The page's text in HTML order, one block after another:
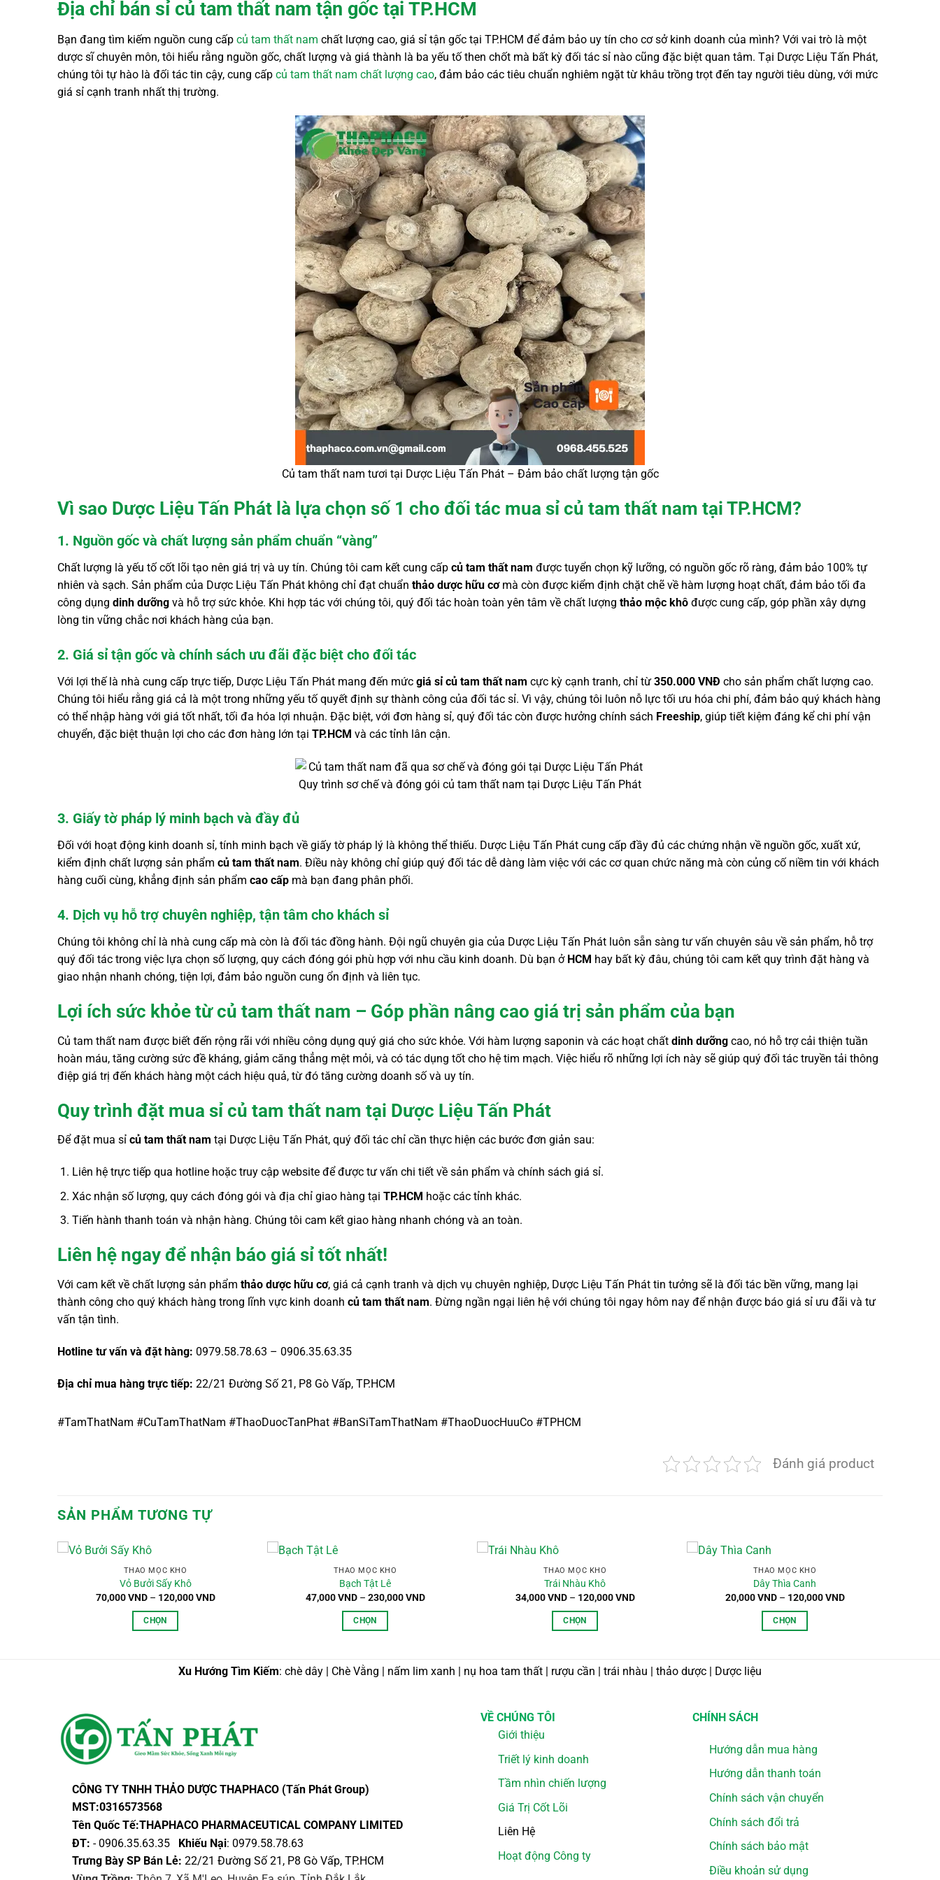
Địa chỉ bán sỉ củ tam thất nam tận gốc tại TP.HCM
Bạn đang tìm kiếm nguồn cung cấp củ tam thất nam chất lượng cao, giá sỉ tận gốc tại TP.HCM để đảm bảo uy tín cho cơ sở kinh doanh của mình? Với vai trò là một
dược sĩ chuyên môn, tôi hiểu rằng nguồn gốc, chất lượng và giá thành là ba yếu tố then chốt mà bất kỳ đối tác sỉ nào cũng đặc biệt quan tâm. Tại Dược Liệu Tấn Phát,
chúng tôi tự hào là đối tác tin cậy, cung cấp củ tam thất nam chất lượng cao, đảm bảo các tiêu chuẩn nghiêm ngặt từ khâu trồng trọt đến tay người tiêu dùng, với mức
giá sỉ cạnh tranh nhất thị trường.
Củ tam thất nam tươi tại Dược Liệu Tấn Phát – Đảm bảo chất lượng tận gốc
Vì sao Dược Liệu Tấn Phát là lựa chọn số 1 cho đối tác mua sỉ củ tam thất nam tại TP.HCM?
1. Nguồn gốc và chất lượng sản phẩm chuẩn “vàng”
Chất lượng là yếu tố cốt lõi tạo nên giá trị và uy tín. Chúng tôi cam kết cung cấp củ tam thất nam được tuyển chọn kỹ lưỡng, có nguồn gốc rõ ràng, đảm bảo 100% tự
nhiên và sạch. Sản phẩm của Dược Liệu Tấn Phát không chỉ đạt chuẩn thảo dược hữu cơmà còn được kiểm định chặt chẽ về hàm lượng hoạt chất, đảm bảo tối đa
công dụng dinh dưỡng và hỗ trợ sức khỏe. Khi hợp tác với chúng tôi, quý đối tác hoàn toàn yên tâm về chất lượng thảo mộc khô được cung cấp, góp phần xây dựng
lòng tin vững chắc nơi khách hàng của bạn.
2. Giá sỉ tận gốc và chính sách ưu đãi đặc biệt cho đối tác
Với lợi thế là nhà cung cấp trực tiếp, Dược Liệu Tấn Phát mang đến mức giá sỉ củ tam thất nam cực kỳ cạnh tranh, chỉ từ 350.000 VNĐ cho sản phẩm chất lượng cao.
Chúng tôi hiểu rằng giá cả là một trong những yếu tố quyết định sự thành công của đối tác sỉ. Vì vậy, chúng tôi luôn nỗ lực tối ưu hóa chi phí, đảm bảo quý khách hàng
có thể nhập hàng với giá tốt nhất, tối đa hóa lợi nhuận. Đặc biệt, với đơn hàng sỉ, quý đối tác còn được hưởng chính sách Freeship, giúp tiết kiệm đáng kể chi phí vận
chuyển, đặc biệt thuận lợi cho các đơn hàng lớn tại TP.HCM và các tỉnh lân cận.
Quy trình sơ chế và đóng gói củ tam thất nam tại Dược Liệu Tấn Phát
3. Giấy tờ pháp lý minh bạch và đầy đủ
Đối với hoạt động kinh doanh sỉ, tính minh bạch về giấy tờ pháp lý là không thể thiếu. Dược Liệu Tấn Phát cung cấp đầy đủ các chứng nhận về nguồn gốc, xuất xứ,
kiểm định chất lượng sản phẩm củ tam thất nam. Điều này không chỉ giúp quý đối tác dễ dàng làm việc với các cơ quan chức năng mà còn củng cố niềm tin với khách
hàng cuối cùng, khẳng định sản phẩm cao cấp mà bạn đang phân phối.
4. Dịch vụ hỗ trợ chuyên nghiệp, tận tâm cho khách sỉ
Chúng tôi không chỉ là nhà cung cấp mà còn là đối tác đồng hành. Đội ngũ chuyên gia của Dược Liệu Tấn Phát luôn sẵn sàng tư vấn chuyên sâu về sản phẩm, hỗ trợ
quý đối tác trong việc lựa chọn số lượng, quy cách đóng gói phù hợp với nhu cầu kinh doanh. Dù bạn ở HCM hay bất kỳ đâu, chúng tôi cam kết quy trình đặt hàng và
giao nhận nhanh chóng, tiện lợi, đảm bảo nguồn cung ổn định và liên tục.
Lợi ích sức khỏe từ củ tam thất nam – Góp phần nâng cao giá trị sản phẩm của bạn
Củ tam thất nam được biết đến rộng rãi với nhiều công dụng quý giá cho sức khỏe. Với hàm lượng saponin và các hoạt chất dinh dưỡng cao, nó hỗ trợ cải thiện tuần
hoàn máu, tăng cường sức đề kháng, giảm căng thẳng mệt mỏi, và có tác dụng tốt cho hệ tim mạch. Việc hiểu rõ những lợi ích này sẽ giúp quý đối tác truyền tải thông
điệp giá trị đến khách hàng một cách hiệu quả, từ đó tăng cường doanh số và uy tín.
Quy trình đặt mua sỉ củ tam thất nam tại Dược Liệu Tấn Phát
Để đặt mua sỉ củ tam thất nam tại Dược Liệu Tấn Phát, quý đối tác chỉ cần thực hiện các bước đơn giản sau:
Liên hệ trực tiếp qua hotline hoặc truy cập website để được tư vấn chi tiết về sản phẩm và chính sách giá sỉ.
Xác nhận số lượng, quy cách đóng gói và địa chỉ giao hàng tại TP.HCM hoặc các tỉnh khác.
Tiến hành thanh toán và nhận hàng. Chúng tôi cam kết giao hàng nhanh chóng và an toàn.
Liên hệ ngay để nhận báo giá sỉ tốt nhất!
Với cam kết về chất lượng sản phẩm thảo dược hữu cơ, giá cả cạnh tranh và dịch vụ chuyên nghiệp, Dược Liệu Tấn Phát tin tưởng sẽ là đối tác bền vững, mang lại
thành công cho quý khách hàng trong lĩnh vực kinh doanh củ tam thất nam. Đừng ngần ngại liên hệ với chúng tôi ngay hôm nay để nhận được báo giá sỉ ưu đãi và tư
vấn tận tình.
Hotline tư vấn và đặt hàng: 0979.58.78.63 – 0906.35.63.35
Địa chỉ mua hàng trực tiếp: 22/21 Đường Số 21, P8 Gò Vấp, TP.HCM
#TamThatNam #CuTamThatNam #ThaoDuocTanPhat #BanSiTamThatNam #ThaoDuocHuuCo #TPHCM
Đánh giá product
SẢN PHẨM TƯƠNG TỰ
THẢO MỘC KHÔ
Vỏ Bưởi Sấy Khô
70,000VND – 120,000VNDKhoảng
CHỌN
thể.
Các
chọn
có
được
chọn
trên
THẢO MỘC KHÔ
Bạch Tật Lê
47,000VND – 230,000VNDKhoảng
CHỌN
này
chọn
có
được
trên
THẢO MỘC KHÔ
Trái Nhàu Khô
34,000VND – 120,000VNDKhoảng
CHỌN
này
tùy
chọn
trên
THẢO MỘC KHÔ
Dây Thìa Canh
20,000VND – 120,000VNDKhoảng
CHỌN
Các
tùy
có
thể
chọn
trên
Xu Hướng Tìm Kiếm: chè dây | Chè Vằng | nấm lim xanh | nụ hoa tam thất | rượu cần | trái nhàu | thảo dược | Dược liệu
CÔNG TY TNHH THẢO DƯỢC THAPHACO (Tấn Phát Group)
MST:0316573568
Tên Quốc Tế:THAPHACO PHARMACEUTICAL COMPANY LIMITED
ĐT: - 0906.35.63.35 Khiếu Nại: 0979.58.78.63
Trưng Bày SP Bán Lẻ: 22/21 Đường Số 21, P8 Gò Vấp, TP.HCM
VỀ CHÚNG TÔI
Giới thiệu
Triết lý kinh doanh
Tầm nhìn chiến lượng
Giá Trị Cốt Lõi
Liên Hệ
Hoạt động Công ty
CHÍNH SÁCH
Hướng dẫn mua hàng
Hướng dẫn thanh toán
Chính sách vận chuyển
Chính sách đổi trả
Chính sách bảo mật
Điều khoản sử dụng